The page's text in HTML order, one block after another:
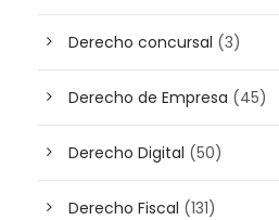
Derecho concursal (3)
Derecho de Empresa (45)
Derecho Digital (50)
Derecho Fiscal (131)